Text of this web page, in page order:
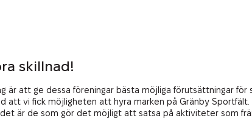
skillnad!
är att ge dessa föreningar bästa möjliga förutsättningar för
att vi fick möjligheten att hyra marken på Gränby Sportfält.
är de som gör det möjligt att satsa på aktiviteter som